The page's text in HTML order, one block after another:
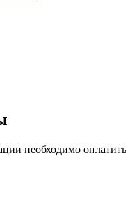
необходимо оплатить